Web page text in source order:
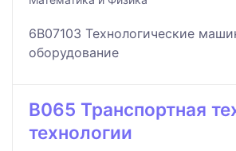
6B07103 Технологические
оборудование
B065 Транспортная
технологии